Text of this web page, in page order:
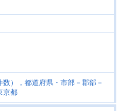
数），都道府県・市部－郡部－
都